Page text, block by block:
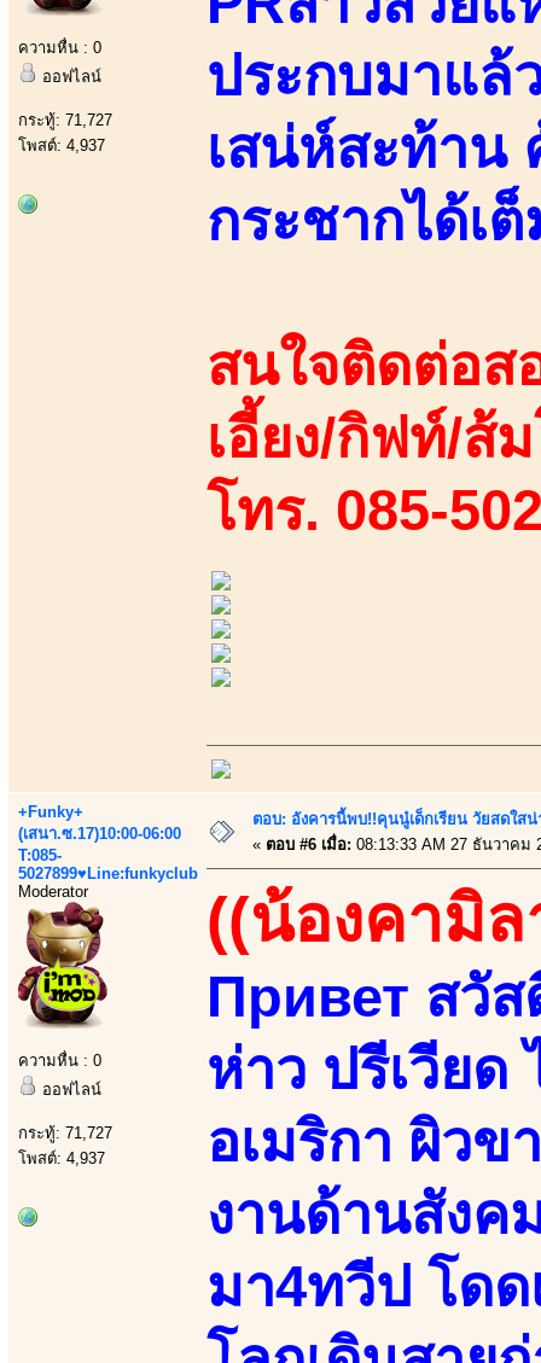
ความหื่น : 0
ออฟไลน์
กระทู้: 71,727
โพสต์: 4,937
ประกบมาแล้
เสน่ห์สะท้าน
กระชากได้เ
สนใจติดต่อส
เอี้ยง/กิฟท์/ส้
โทร. 085-
+Funky+
(เสนา.ซ.17)10:00-06:00
T:085-
5027899♥Line:funkyclub
Moderator
ความหื่น : 0
ออฟไลน์
กระทู้: 71,727
โพสต์: 4,937
ตอบ: อังคารนี้พบ!!คุนนู๋เด็กเรียน วัยสดใส
« ตอบ #6 เมื่อ: 08:13:33 AM 27 ธันวาคม
((น้องคามิล
Привет สวั
ห่าว ปรีเวียด
อเมริกา ผิวข
งานด้านสังค
มา4ทวีป โด